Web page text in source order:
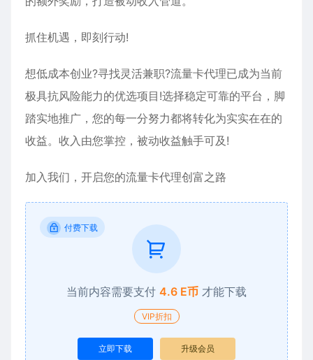
抓住机遇，即刻行动!
想低成本创业?寻找灵活兼职?流量卡代理已成为当前
极具抗风险能力的优选项目!选择稳定可靠的平台，脚
踏实地推广，您的每一分努力都将转化为实实在在的
收益。收入由您掌控，被动收益触手可及!
加入我们，开启您的流量卡代理创富之路
付费下载
当前内容需要支付 4.6 E币 才能下载
VIP折扣
立即下载 升级会员